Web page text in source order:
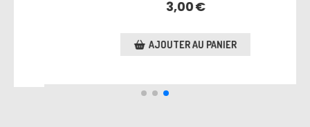
2,80€
AJOUTER AU PANIER